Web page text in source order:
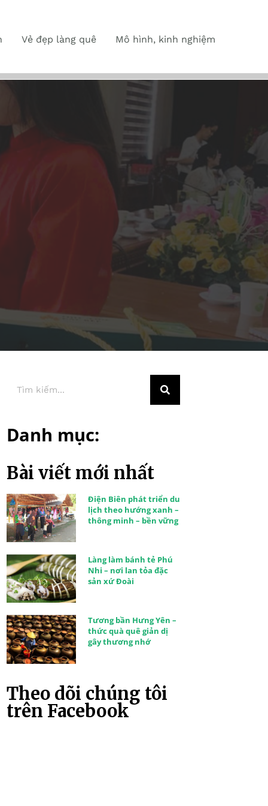
Vẻ đẹp làng quê Mô hình, kinh nghiệm
Danh mục:
Bài viết mới nhất
Điện Biên phát triển du
lịch theo hướng xanh –
thông minh – bền vững
Làng làm bánh tẻ Phú
Nhi – nơi lan tỏa đặc
sản xứ Đoài
Tương bần Hưng Yên –
thức quà quê giản dị
gây thương nhớ
Theo dõi chúng tôi
trên Facebook